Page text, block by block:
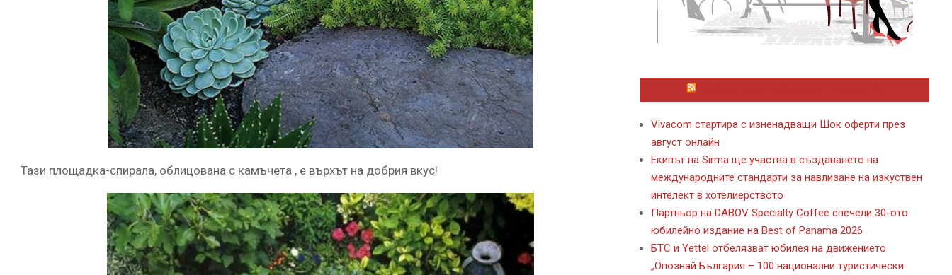
Тази площадка-спирала, облицована с камъчета , е върхът на добрия вкус!
Vivacom стартира с изненадващи Шок оферти през
август онлайн
Екипът на Sirma ще участва в създаването на
международните стандарти за навлизане на изкуствен
интелект в хотелиерството
Партньор на DABOV Specialty Coffee спечели 30-ото
юбилейно издание на Best of Panama 2026
БТС и Yettel отбелязват юбилея на движението
„Опознай България – 100 национални туристически